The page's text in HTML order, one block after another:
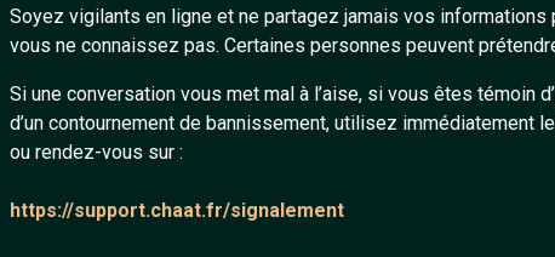
Soyez vigilants en ligne et ne partagez jamais vos
vous ne connaissez pas. Certaines personnes peuvent
Si une conversation vous met mal à l’aise, si vous êtes témoin
d’un contournement de bannissement, utilisez immédiatement
ou rendez-vous sur :
https://support.chaat.fr/signalement